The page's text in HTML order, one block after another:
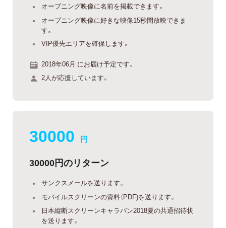
オープニング映像に名前を掲載できます。
オープニング映像に好きな映像15秒間放映できま
す。
VIP優先エリアを確保します。
2018年06月 にお届け予定です。
2人が応援しています。
30000 円
30000円のリターン
サンクスメールを送ります。
モバイルスクリーンの資料（PDF)を送ります。
日本縦断スクリーンキャラバン2018夏の共通招待状
を送ります。